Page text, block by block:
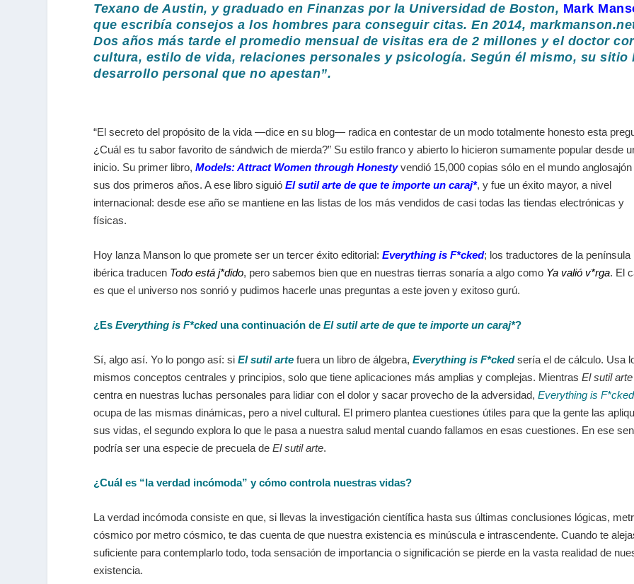
Texano de Austin, y graduado en Finanzas por la Universidad de Boston, Mark
que escribía consejos a los hombres para conseguir citas. En 2014,
Dos años más tarde el promedio mensual de visitas era de 2 millones y el doctor
cultura, estilo de vida, relaciones personales y psicología. Según él mismo, su sitio
desarrollo personal que no apestan”.
“El secreto del propósito de la vida —dice en su blog— radica en contestar de un modo totalmente honesto esta
¿Cuál es tu sabor favorito de sándwich de mierda?” Su estilo franco y abierto lo hicieron sumamente popular desde
inicio. Su primer libro, Models: Attract Women through Honestyvendió 15,000 copias sólo en el mundo anglosajón
sus dos primeros años. A ese libro siguió El sutil arte de que te importe un caraj*, y fue un éxito mayor, a nivel
internacional: desde ese año se mantiene en las listas de los más vendidos de casi todas las tiendas electrónicas y
físicas.
Hoy lanza Manson lo que promete ser un tercer éxito editorial: Everything is F*cked; los traductores de la península
ibérica traducen Todo está j*dido, pero sabemos bien que en nuestras tierras sonaría a algo como Ya valió v*rga. El
es que el universo nos sonrió y pudimos hacerle unas preguntas a este joven y exitoso gurú.
¿Es Everything is F*ckeduna continuación de El sutil arte de que te importe un caraj*?
Sí, algo así. Yo lo pongo así: si El sutil arte fuera un libro de álgebra, Everything is F*ckedsería el de cálculo. Usa
mismos conceptos centrales y principios, solo que tiene aplicaciones más amplias y complejas. Mientras El sutil arte
centra en nuestras luchas personales para lidiar con el dolor y sacar provecho de la adversidad, Everything is F*cked
ocupa de las mismas dinámicas, pero a nivel cultural. El primero plantea cuestiones útiles para que la gente las
sus vidas, el segundo explora lo que le pasa a nuestra salud mental cuando fallamos en esas cuestiones. En ese
podría ser una especie de precuela de El sutil arte.
¿Cuál es “la verdad incómoda” y cómo controla nuestras vidas?
La verdad incómoda consiste en que, si llevas la investigación científica hasta sus últimas conclusiones lógicas,
cósmico por metro cósmico, te das cuenta de que nuestra existencia es minúscula e intrascendente. Cuando te
suficiente para contemplarlo todo, toda sensación de importancia o significación se pierde en la vasta realidad de
existencia.